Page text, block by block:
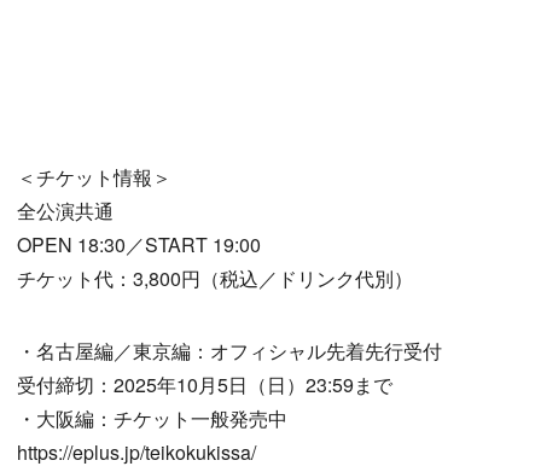
＜チケット情報＞
全公演共通
OPEN 18:30／START 19:00
チケット代：3,800円（税込／ドリンク代別）
・名古屋編／東京編：オフィシャル先着先行受付
受付締切：2025年10月5日（日）23:59まで
・大阪編：チケット一般発売中
https://eplus.jp/teikokukissa/